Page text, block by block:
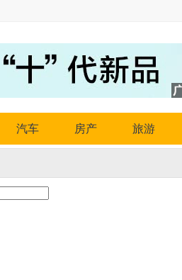
汽车 房产 旅游